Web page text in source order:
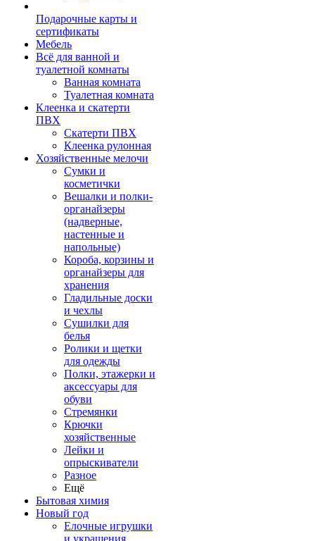
Подарочные карты и
сертификаты
Мебель
Всё для ванной и
туалетной комнаты
Ванная комната
Туалетная комната
Клеенка и скатерти
ПВХ
Скатерти ПВХ
Клеенка рулонная
Хозяйственные мелочи
Сумки и
косметички
Вешалки и полки-
органайзеры
(надверные,
настенные и
напольные)
Короба, корзины и
органайзеры для
хранения
Гладильные доски
и чехлы
Сушилки для
белья
Ролики и щетки
для одежды
Полки, этажерки и
аксессуары для
обуви
Стремянки
Крючки
хозяйственные
Лейки и
опрыскиватели
Разное
Ещё
Бытовая химия
Новый год
Елочные игрушки
и украшения